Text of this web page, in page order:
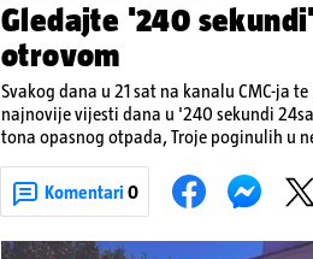
Gledajte '240
otrovom
Svakog dana u 21 sat na kanalu CMC-ja
najnovije vijesti dana u '240 sekundi
tona opasnog otpada, Troje poginulih u
Komentari 0